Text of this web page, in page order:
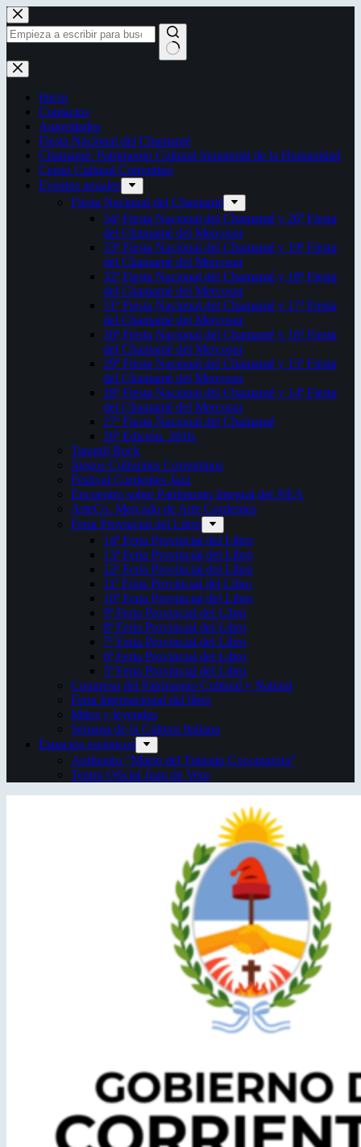
Saltar
al
contenido
Sin
resultados
Inicio
Contactos
Autoridades
Fiesta Nacional del Chamamé
Chamamé: Patrimonio Cultural Inmaterial de la Humanidad
Censo Cultural Correntino
Eventos anuales
Fiesta Nacional del Chamamé
34ª Fiesta Nacional del Chamamé y 20ª Fiesta
del Chamamé del Mercosur
33ª Fiesta Nacional del Chamamé y 19ª Fiesta
del Chamamé del Mercosur
32ª Fiesta Nacional del Chamamé y 18ª Fiesta
del Chamamé del Mercosur
31ª Fiesta Nacional del Chamamé y 17ª Fiesta
del Chamamé del Mercosur
30ª Fiesta Nacional del Chamamé y 16ª Fiesta
del Chamamé del Mercosur
29ª Fiesta Nacional del Chamamé y 15ª Fiesta
del Chamamé del Mercosur
28ª Fiesta Nacional del Chamamé y 14ª Fiesta
del Chamamé del Mercosur
27ª Fiesta Nacional del Chamamé
26ª Edición. 2016.
Taragüi Rock
Juegos Culturales Correntinos
Festival Corrientes Jazz
Encuentro sobre Patrimonio Integral del NEA
ArteCo. Mercado de Arte Corrientes
Feria Provincial del Libro
14ª Feria Provincial del Libro
13ª Feria Provincial del Libro
12ª Feria Provincial del Libro
11ª Feria Provincial del Libro
10ª Feria Provincial del Libro
9ª Feria Provincial del Libro
8ª Feria Provincial del Libro
7ª Feria Provincial del Libro
6ª Feria Provincial del Libro
5ª Feria Provincial del Libro
Congreso del Patrimonio Cultural y Natural
Feria Internacional del libro
Mitos y leyendas
Semana de la Cultura Italiana
Espacios escénicos
Anfiteatro “Mario del Tránsito Cocomarola”
Teatro Oficial Juan de Vera